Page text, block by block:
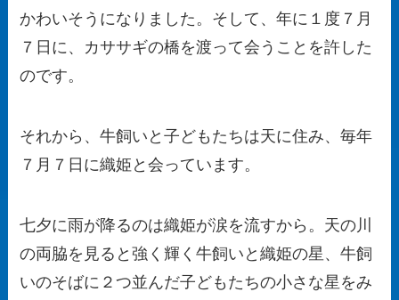
かわいそうになりました。そして、年に１度７月
７日に、カササギの橋を渡って会うことを許した
のです。
それから、牛飼いと子どもたちは天に住み、毎年
７月７日に織姫と会っています。
七夕に雨が降るのは織姫が涙を流すから。天の川
の両脇を見ると強く輝く牛飼いと織姫の星、牛飼
いのそばに２つ並んだ子どもたちの小さな星をみ